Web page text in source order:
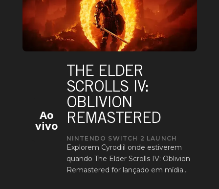
Ao
vivo
THE ELDER
SCROLLS IV:
OBLIVION
REMASTERED
NINTENDO SWITCH 2 LAUNCH
Explorem Cyrodiil onde estiverem
quando The Elder Scrolls IV: Oblivion
Remastered for lançado em mídia